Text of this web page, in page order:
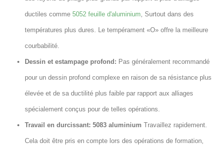
ductiles comme 5052 feuille d'aluminium, Surtout dans des
températures plus dures. Le tempérament «O» offre la meilleure
courbabilité.
Dessin et estampage profond: Pas généralement recommandé
pour un dessin profond complexe en raison de sa résistance plus
élevée et de sa ductilité plus faible par rapport aux alliages
spécialement conçus pour de telles opérations.
Travail en durcissant: 5083 aluminium Travaillez rapidement.
Cela doit être pris en compte lors des opérations de formation,